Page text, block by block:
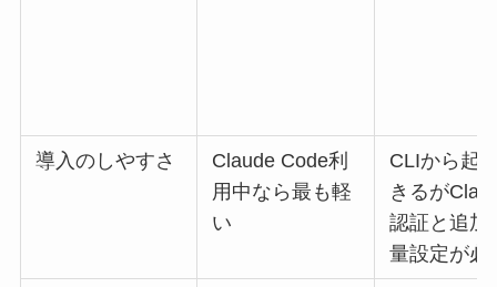
導入のしやすさ
Claude Code利
用中なら最も軽
い
CLIから起
きるが
認証と追加
量設定が必